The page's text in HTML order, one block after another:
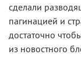
сделали
пагинацией и
достаточно
из новостного